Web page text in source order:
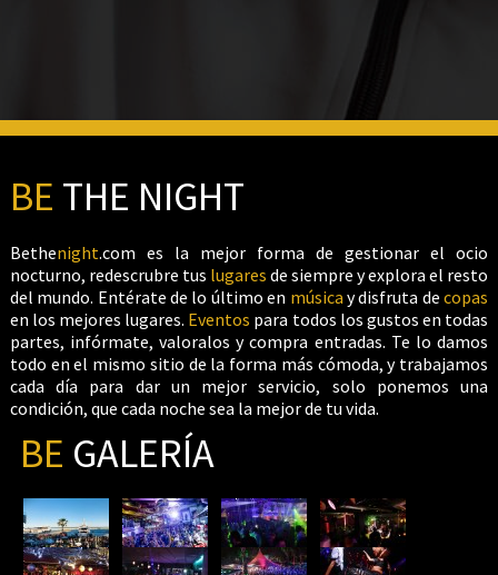
BE THE NIGHT
Bethenight.com es la mejor forma de gestionar el ocio
nocturno, redescrubre tus lugares de siempre y explora el resto
del mundo. Entérate de lo último en música y disfruta decopas
en los mejores lugares. Eventos para todos los gustos en todas
partes, infórmate, valoralos y compra entradas. Te lo damos
todo en el mismo sitio de la forma más cómoda, y trabajamos
cada día para dar un mejor servicio, solo ponemos una
condición, que cada noche sea la mejor de tu vida.
BE GALERÍA